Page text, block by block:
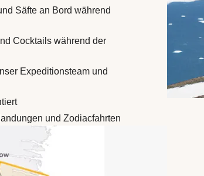
Säfte an Bord während
Cocktails während der
Expeditionsteam und
und Zodiacfahrten